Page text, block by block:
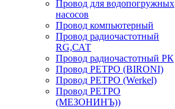
Провод для водопогружных
насосов
Провод компьютерный
Провод радиочастотный
RG,САТ
Провод радиочастотный РК
Провод РЕТРО (BIRONI)
Провод РЕТРО (Werkel)
Провод РЕТРО
(МЕЗОНИНЪ))